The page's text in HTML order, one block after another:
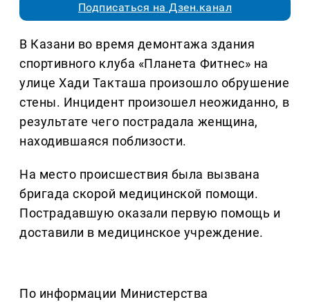
Подписаться на Дзен.канал
В Казани во время демонтажа здания
спортивного клуба «Планета Фитнес» на
улице Хади Такташа произошло обрушение
стены. Инцидент произошел неожиданно, в
результате чего пострадала женщина,
находившаяся поблизости.
На место происшествия была вызвана
бригада скорой медицинской помощи.
Пострадавшую оказали первую помощь и
доставили в медицинское учреждение.
По информации Министерства